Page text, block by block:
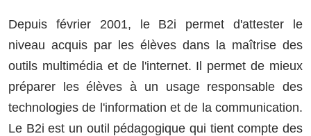
Depuis février 2001, le B2i permet d'attester le
niveau acquis par les élèves dans la maîtrise des
outils multimédia et de l'internet. Il permet de mieux
préparer les élèves à un usage responsable des
technologies de l'information et de la communication.
Le B2i est un outil pédagogique qui tient compte des